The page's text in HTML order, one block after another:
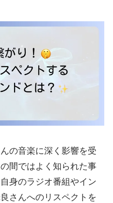
の音楽に深く影響を受
間ではよく知られた事
身のラジオ番組やイン
さんへのリスペクトを